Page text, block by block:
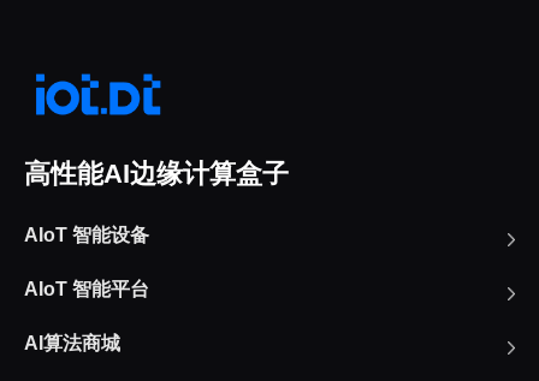
高性能AI边缘计算盒子
AIoT 智能设备
AIoT 智能平台
AI算法商城